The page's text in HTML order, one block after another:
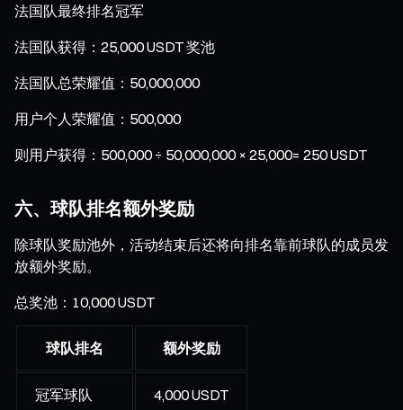
法国队最终排名冠军
法国队获得：25,000 USDT 奖池
法国队总荣耀值：50,000,000
用户个人荣耀值：500,000
则用户获得：500,000 ÷ 50,000,000 × 25,000= 250 USDT
六、球队排名额外奖励
除球队奖励池外，活动结束后还将向排名靠前球队的成员发
放额外奖励。
总奖池：10,000 USDT
球队排名 额外奖励
冠军球队 4,000 USDT